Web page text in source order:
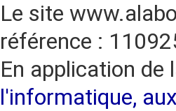
Le site
référence :
En application de
l'informatique,